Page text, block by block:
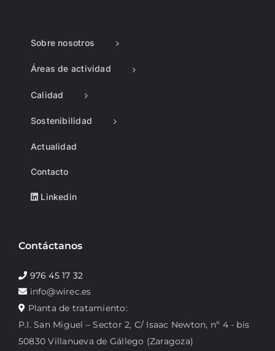
Sobre nosotros
Áreas de actividad
Calidad
Sostenibilidad
Actualidad
Contacto
Linkedin
Contáctanos
976 45 17 32
info@wirec.es
Planta de tratamiento:
P.I. San Miguel – Sector 2, C/ Isaac Newton, nº 4 - bis
50830 Villanueva de Gállego (Zaragoza)